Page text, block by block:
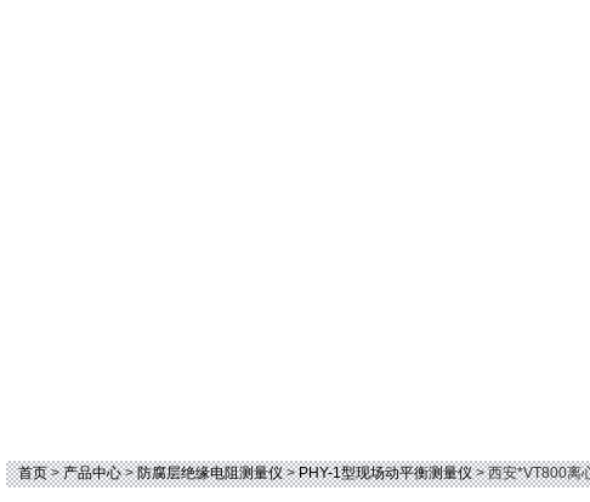
首页>产品中心>防腐层绝缘电阻测量仪>PHY-1型现场动平衡测量仪> 西安*VT800离